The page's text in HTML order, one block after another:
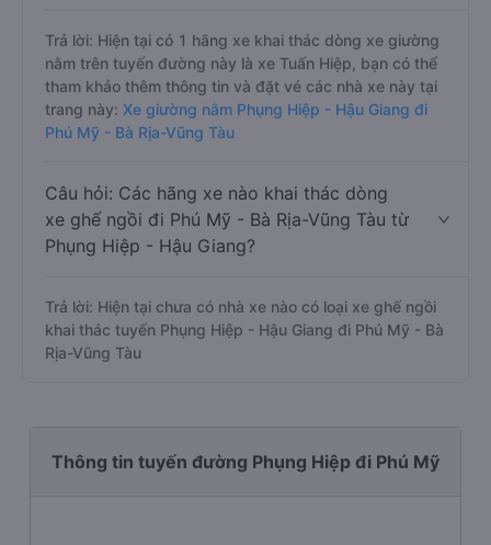
Trả lời: Hiện tại có 1 hãng xe khai thác dòng xe giường
nằm trên tuyến đường này là xe Tuấn Hiệp, bạn có thể
tham khảo thêm thông tin và đặt vé các nhà xe này tại
trang này: Xe giường nằm Phụng Hiệp - Hậu Giang đi
Phú Mỹ - Bà Rịa-Vũng Tàu
Câu hỏi: Các hãng xe nào khai thác dòng
xe ghế ngồi đi Phú Mỹ - Bà Rịa-Vũng Tàu từ
Phụng Hiệp - Hậu Giang?
Trả lời: Hiện tại chưa có nhà xe nào có loại xe ghế ngồi
khai thác tuyến Phụng Hiệp - Hậu Giang đi Phú Mỹ - Bà
Rịa-Vũng Tàu
Thông tin tuyến đường Phụng Hiệp đi Phú Mỹ